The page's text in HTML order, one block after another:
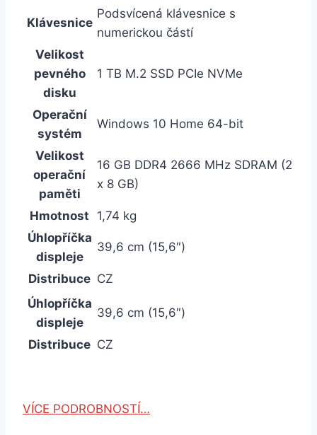
Klávesnice
Podsvícená klávesnice s
numerickou částí
Velikost
pevného
disku
1 TB M.2 SSD PCIe NVMe
Operační
systém
Windows 10 Home 64-bit
Velikost
operační
paměti
16 GB DDR4 2666 MHz SDRAM (2
x 8 GB)
Hmotnost
1,74 kg
Úhlopříčka
displeje
39,6 cm (15,6″)
Distribuce CZ
Úhlopříčka
displeje
39,6 cm (15,6″)
Distribuce CZ
VÍCE PODROBNOSTÍ…